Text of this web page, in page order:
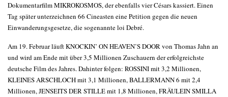
Dokumentarfilm MIKROKOSMOS, der ebenfalls vier Césars kassiert. Einen
Tag später unterzeichnen 66 Cineasten eine Petition gegen die neuen
Einwanderungsgesetze, die sogenannte loi Debré.
Am 19. Februar läuft KNOCKIN’ ON HEAVEN’S DOOR von Thomas Jahn an
und wird am Ende mit über 3,5 Millionen Zuschauern der erfolgreichste
deutsche Film des Jahres. Dahinter folgen: ROSSINI mit 3,2 Millionen,
KLEINES ARSCHLOCH mit 3,1 Millionen, BALLERMANN 6 mit 2,4
Millionen, JENSEITS DER STILLE mit 1,8 Millionen, FRÄULEIN SMILLA